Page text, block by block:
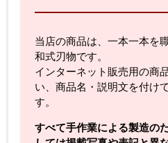
当店の商品は、一本一本を
和式刃物です。
インターネット販売用の商
い、商品名・説明文を付け
す。
すべて手作業による製造の